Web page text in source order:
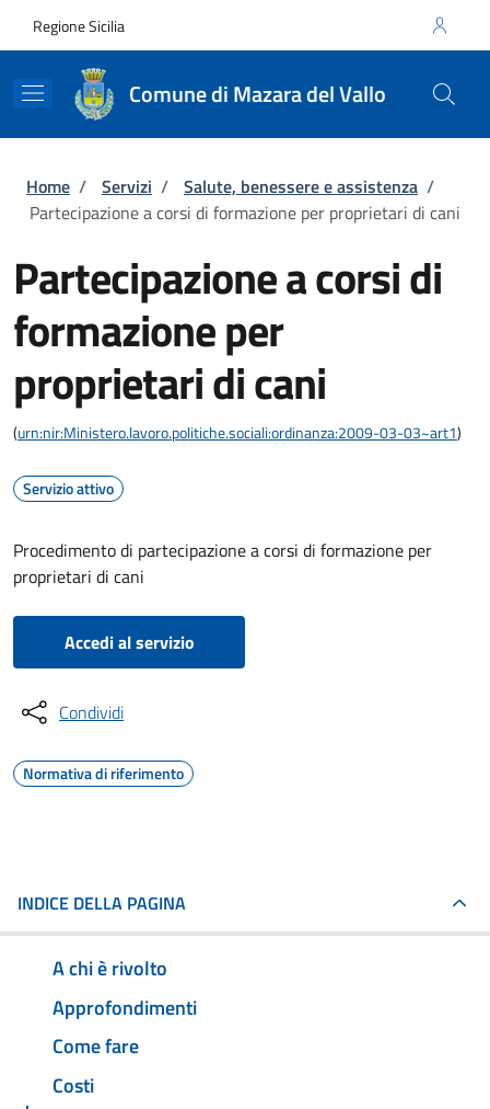
Regione Sicilia
Comune di Mazara del Vallo
Briciole di pane
Home / Servizi / Salute, benessere e assistenza /
Partecipazione a corsi di formazione per proprietari di cani
Partecipazione a corsi di
formazione per
proprietari di cani
(urn:nir:Ministero.lavoro.politiche.sociali:ordinanza:2009-03-03~art1)
Servizio attivo
Procedimento di partecipazione a corsi di formazione per
proprietari di cani
Accedi al servizio
Condividi
Normativa di riferimento
INDICE DELLA PAGINA
A chi è rivolto
Approfondimenti
Come fare
Costi